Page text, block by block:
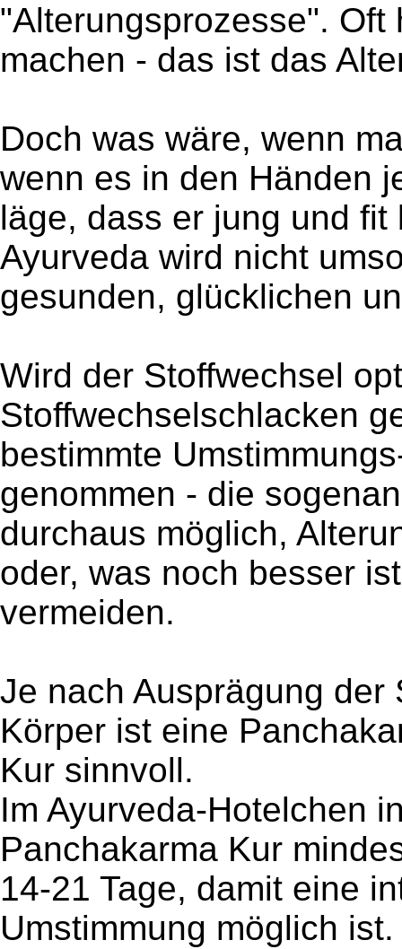
"Alterungsprozesse".
machen - das ist das
Doch was wäre, wenn
wenn es in den Händen
läge, dass er jung und fit
Ayurveda wird nicht
gesunden, glücklichen
Wird der Stoffwechsel
Stoffwechselschlacken
bestimmte
genommen - die
durchaus möglich,
oder, was noch besser
vermeiden.
Je nach Ausprägung der
Körper ist eine
Kur sinnvoll.
Im Ayurveda-Hotelchen
Panchakarma Kur
14-21 Tage, damit eine
Umstimmung möglich ist.